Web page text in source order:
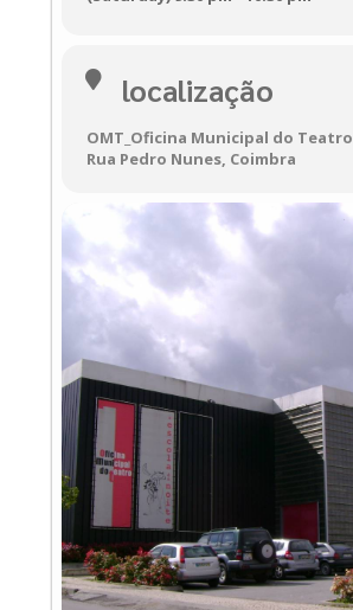
localização
OMT_Oficina Municipal do Teatro
Rua Pedro Nunes, Coimbra